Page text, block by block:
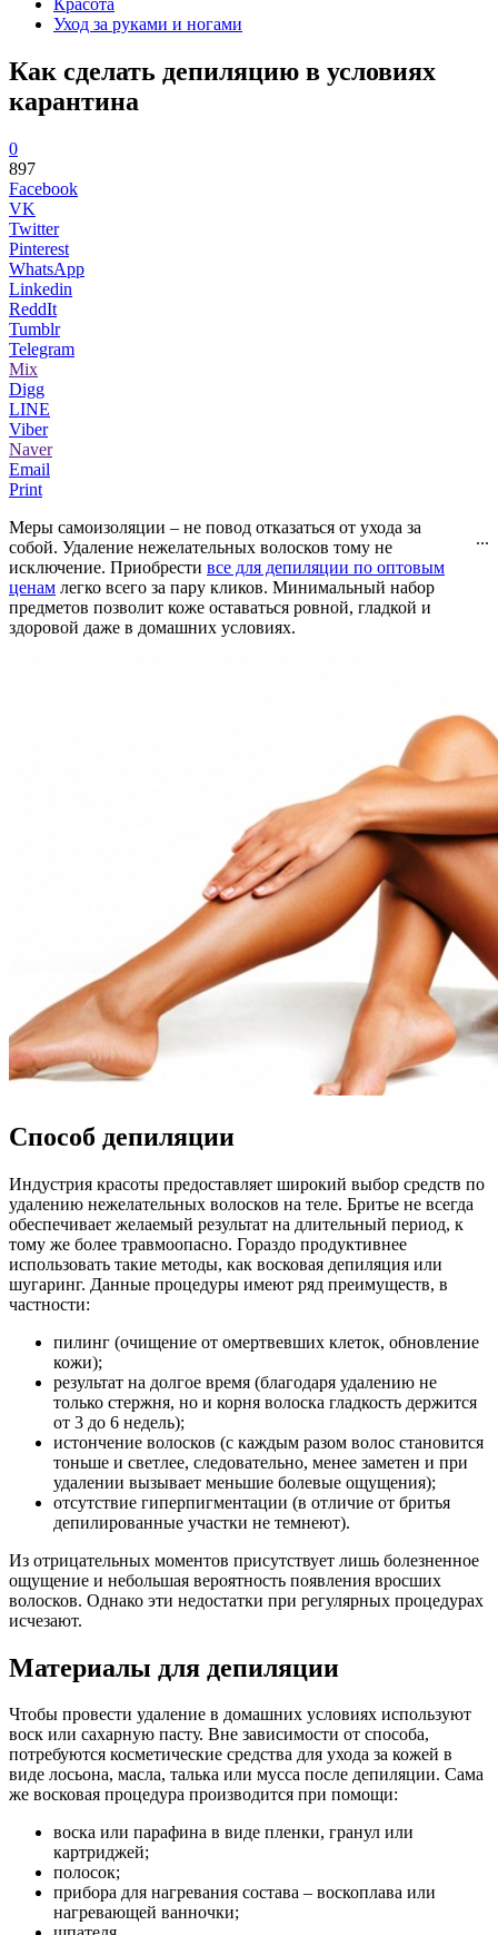
Красота
Уход за руками и ногами
Как сделать депиляцию в условиях
карантина
0
897
Facebook
VK
Twitter
Pinterest
WhatsApp
Linkedin
ReddIt
Tumblr
Telegram
Mix
Digg
LINE
Viber
Naver
Email
Print
...
Меры самоизоляции – не повод отказаться от ухода за
собой. Удаление нежелательных волосков тому не
исключение. Приобрести все для депиляции по оптовым
ценам легко всего за пару кликов. Минимальный набор
предметов позволит коже оставаться ровной, гладкой и
здоровой даже в домашних условиях.
Способ депиляции
Индустрия красоты предоставляет широкий выбор средств по
удалению нежелательных волосков на теле. Бритье не всегда
обеспечивает желаемый результат на длительный период, к
тому же более травмоопасно. Гораздо продуктивнее
использовать такие методы, как восковая депиляция или
шугаринг. Данные процедуры имеют ряд преимуществ, в
частности:
пилинг (очищение от омертвевших клеток, обновление
кожи);
результат на долгое время (благодаря удалению не
только стержня, но и корня волоска гладкость держится
от 3 до 6 недель);
истончение волосков (с каждым разом волос становится
тоньше и светлее, следовательно, менее заметен и при
удалении вызывает меньшие болевые ощущения);
отсутствие гиперпигментации (в отличие от бритья
депилированные участки не темнеют).
Из отрицательных моментов присутствует лишь болезненное
ощущение и небольшая вероятность появления вросших
волосков. Однако эти недостатки при регулярных процедурах
исчезают.
Материалы для депиляции
Чтобы провести удаление в домашних условиях используют
воск или сахарную пасту. Вне зависимости от способа,
потребуются косметические средства для ухода за кожей в
виде лосьона, масла, талька или мусса после депиляции. Сама
же восковая процедура производится при помощи:
воска или парафина в виде пленки, гранул или
картриджей;
полосок;
прибора для нагревания состава – воскоплава или
нагревающей ванночки;